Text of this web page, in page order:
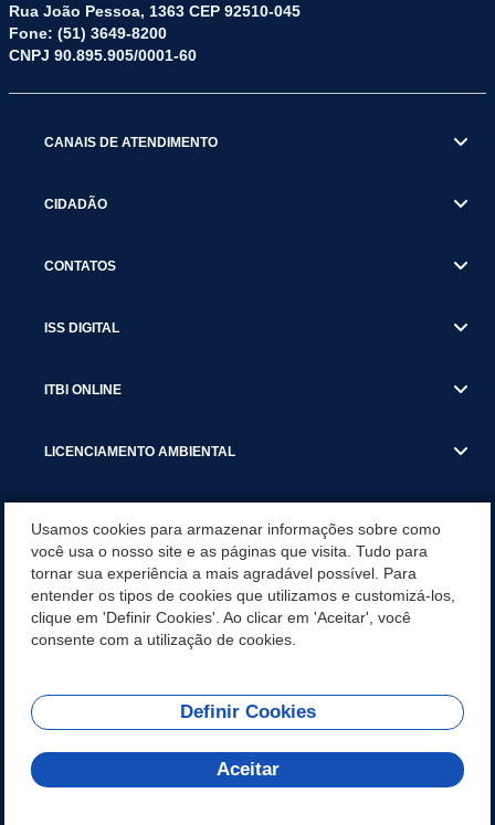
Rua João Pessoa, 1363 CEP 92510-045
Fone: (51) 3649-8200
CNPJ 90.895.905/0001-60
CANAIS DE ATENDIMENTO
CIDADÃO
CONTATOS
ISS DIGITAL
ITBI ONLINE
LICENCIAMENTO AMBIENTAL
SERVIÇOS
SERVIÇOS DO DEPARTAMENTO DE RECEITA MUNICIPAL
REDES SOCIAIS
Usamos cookies para armazenar informações sobre como
você usa o nosso site e as páginas que visita. Tudo para
tornar sua experiência a mais agradável possível. Para
entender os tipos de cookies que utilizamos e customizá-los,
clique em 'Definir Cookies'. Ao clicar em 'Aceitar', você
consente com a utilização de cookies.
Definir Cookies
Aceitar